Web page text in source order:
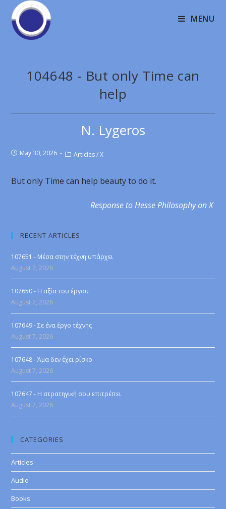
MENU
104648 - But only Time can
help
N. Lygeros
May 30, 2026 Articles / X
But only Time can help beauty to do it.
Response to Hesse Philosophy on X
RECENT ARTICLES
107651 - Μέσα στην τέχνη υπάρχει
August 7, 2026
107650 - Η αξία του έργου
August 7, 2026
107649 - Σε ένα έργο τέχνης
August 7, 2026
107648 - Άμα δεν έχει ρίσκο
August 7, 2026
107647 - Η στρατηγική σου επιτρέπει
August 7, 2026
CATEGORIES
Articles
Audio
Books